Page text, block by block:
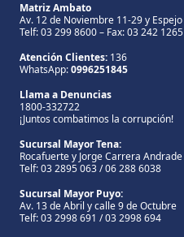
Matriz Ambato
Av. 12 de Noviembre 11-29 y Espejo
Telf: 03 299 8600 – Fax: 03 242 1265
Atención Clientes: 136
WhatsApp:0996251845
Llama a Denuncias
1800-332722
¡Juntos combatimos la corrupción!
Sucursal Mayor Tena:
Rocafuerte y Jorge Carrera Andrade
Telf: 03 2895 063 / 06 288 6038
Sucursal Mayor Puyo:
Av. 13 de Abril y calle 9 de Octubre
Telf: 03 2998 691 / 03 2998 694